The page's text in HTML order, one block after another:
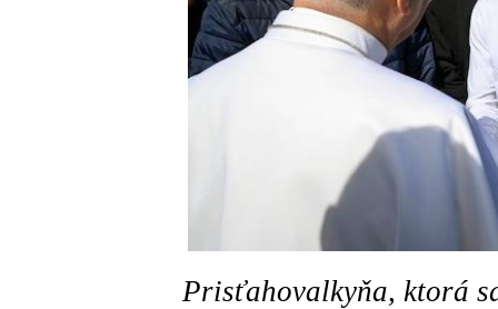
Prisťahovalkyňa, ktorá